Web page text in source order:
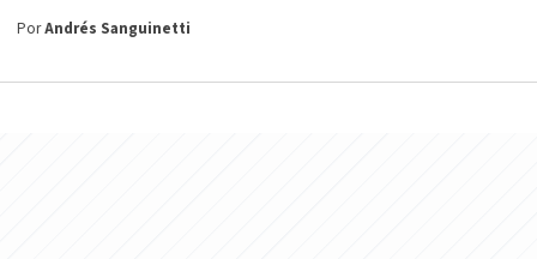
PorAndrés Sanguinetti